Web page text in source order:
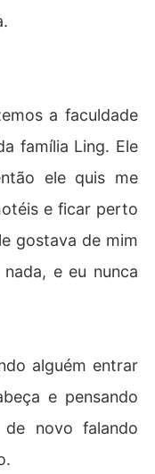
a faculdade
família Ling. Ele
ele quis me
e ficar perto
gostava de mim
e eu nunca
alguém entrar
e pensando
novo falando